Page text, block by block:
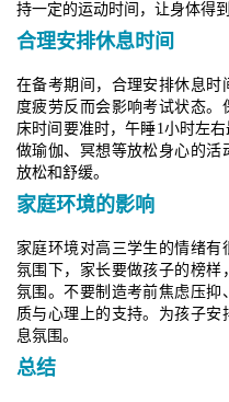
持一定的运动时间，让身体得
合理安排休息时间
在备考期间，合理安排休息
度疲劳反而会影响考试状态
床时间要准时，午睡1小时左
做瑜伽、冥想等放松身心的
放松和舒缓。
家庭环境的影响
家庭环境对高三学生的情绪
氛围下，家长要做孩子的榜样
氛围。不要制造考前焦虑压
质与心理上的支持。为孩子
息氛围。
总结